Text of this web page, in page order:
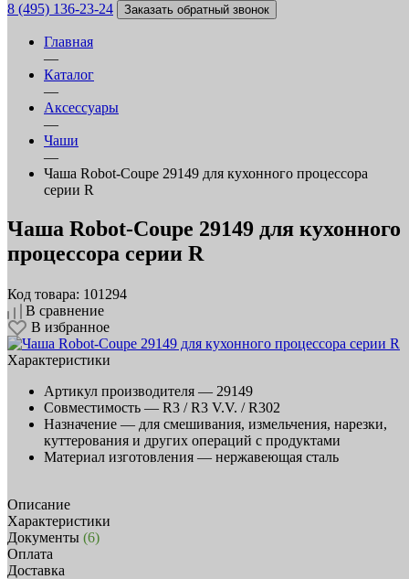
8 (495) 136-23-24 Заказать обратный звонок
Главная
—
Каталог
—
Аксессуары
—
Чаши
—
Чаша Robot-Coupe 29149 для кухонного процессора
серии R
Чаша Robot-Coupe 29149 для кухонного
процессора серии R
Код товара: 101294
В сравнение
В избранное
Характеристики
Артикул производителя — 29149
Совместимость — R3 / R3 V.V. / R302
Назначение — для смешивания, измельчения, нарезки,
куттерования и других операций с продуктами
Материал изготовления — нержавеющая сталь
Описание
Характеристики
Документы (6)
Оплата
Доставка